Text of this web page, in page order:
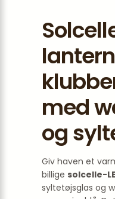
med
og
Giv haven et
billige solcelle-
syltetøjsglas og